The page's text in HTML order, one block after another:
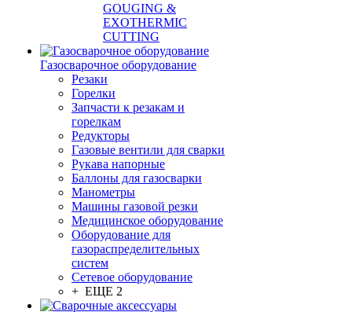
GOUGING &
EXOTHERMIC
CUTTING
Газосварочное оборудование
Резаки
Горелки
Запчасти к резакам и
горелкам
Редукторы
Газовые вентили для сварки
Рукава напорные
Баллоны для газосварки
Манометры
Машины газовой резки
Медицинское оборудование
Оборудование для
газораспределительных
систем
Сетевое оборудование
+ ЕЩЕ 2